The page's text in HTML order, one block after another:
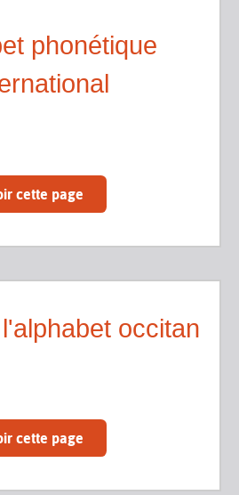
phonétique
cette page
occitan
cette page